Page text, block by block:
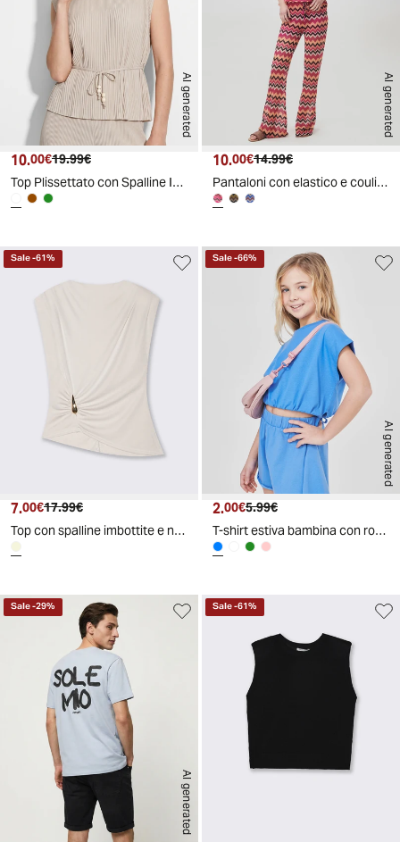
AI generated
Prezzo attuale
10.00€ Prezzo originale
19.99€
Top Plissettato con Spalline Imbottite - Bianco gesso
AI generated
Prezzo attuale
10.00€ Prezzo originale
14.99€
Pantaloni con elastico e coulisse
Sale-61%
Prezzo attuale
7.00€ Prezzo originale
17.99€
Top con spalline imbottite e nodo fiancheggiato - Beige
AI generated
Sale-66%
Prezzo attuale
2.00€ Prezzo originale
5.99€
T-shirt estiva bambina con rouches - Azzurro cielo
AI generated
Sale-29% Sale-61%